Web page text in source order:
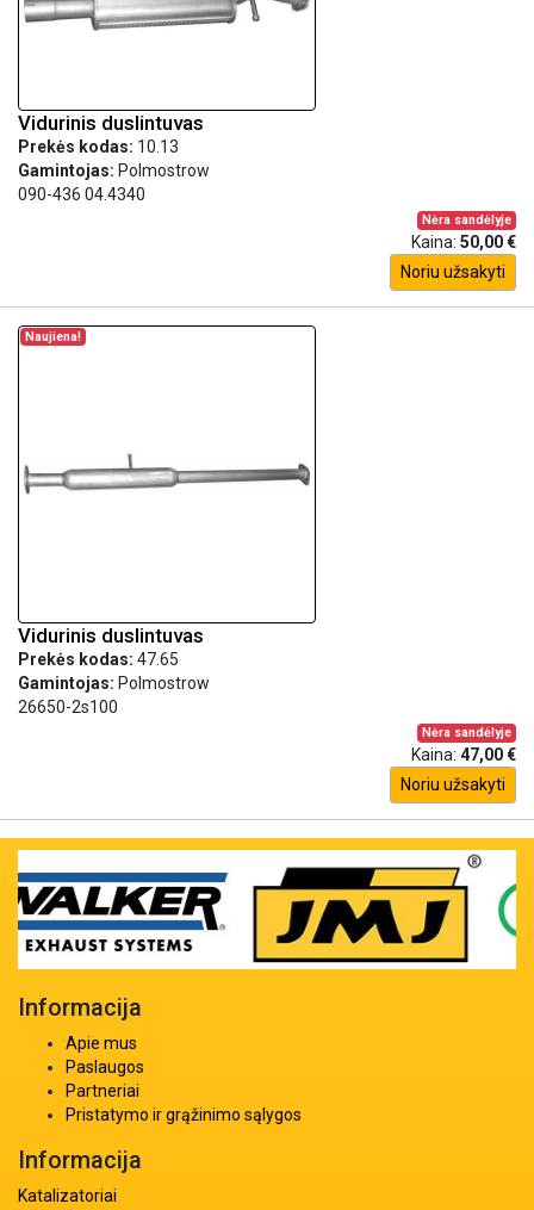
Vidurinis duslintuvas
Prekės kodas: 10.13
Gamintojas: Polmostrow
090-436 04.4340
Nėra sandėlyje
Kaina: 50,00 €
Noriu užsakyti
Naujiena!
Vidurinis duslintuvas
Prekės kodas: 47.65
Gamintojas: Polmostrow
26650-2s100
Nėra sandėlyje
Kaina: 47,00 €
Noriu užsakyti
Informacija
Apie mus
Paslaugos
Partneriai
Pristatymo ir grąžinimo sąlygos
Informacija
Katalizatoriai